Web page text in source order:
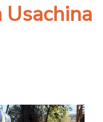
Usachina